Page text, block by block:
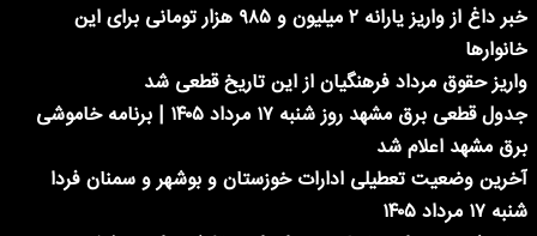
خبر داغ از واریز یارانه ۲ میلیون و ۹۸۵ هزار تومانی برای این
خانوارها
واریز حقوق مرداد فرهنگیان از این تاریخ قطعی شد
جدول قطعی برق مشهد روز شنبه ۱۷ مرداد ۱۴۰۵ | برنامه خاموشی
برق مشهد اعلام شد
آخرین وضعیت تعطیلی ادارات خوزستان و بوشهر و سمنان فردا
شنبه ۱۷ مرداد ۱۴۰۵